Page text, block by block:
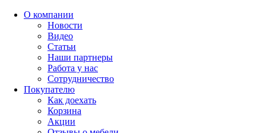
О компании
Новости
Видео
Статьи
Наши партнеры
Работа у нас
Сотрудничество
Покупателю
Как доехать
Корзина
Акции